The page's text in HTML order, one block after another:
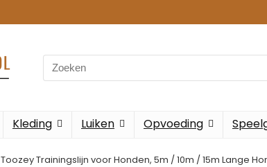
Search
for:
Kleding Luiken Opvoeding
Toozey Trainingslijn voor Honden, 5m / 10m / 15m Lange